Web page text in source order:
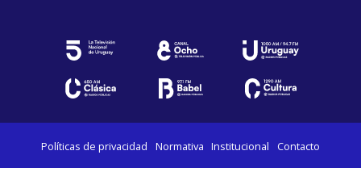
Políticas de privacidad Normativa Institucional Contacto